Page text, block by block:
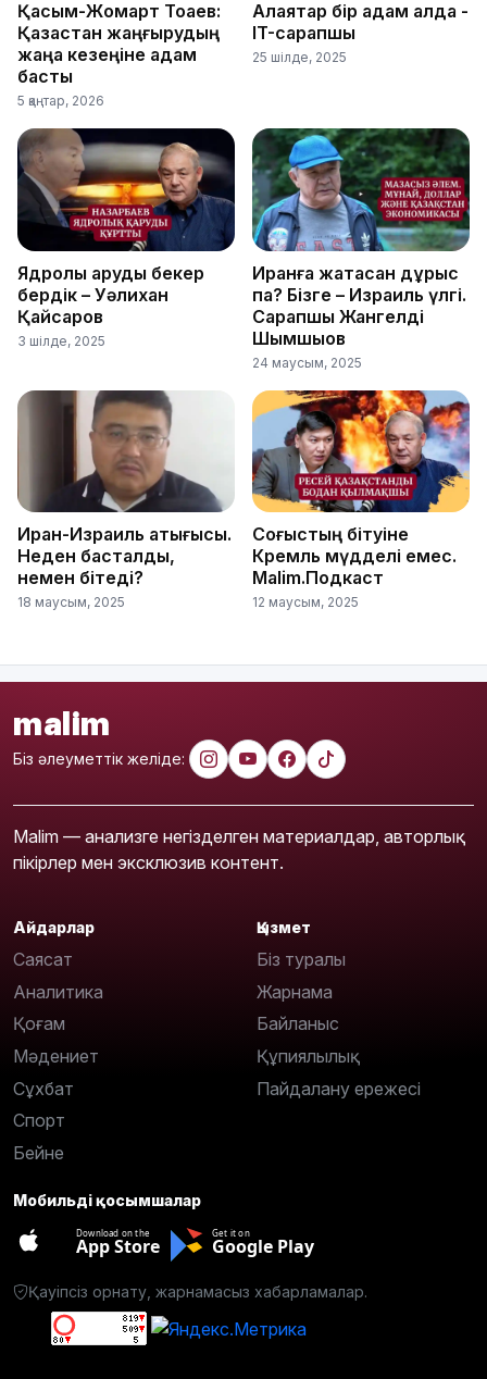
Қасым-Жомарт Тоқаев:
Қазақстан жаңғырудың
жаңа кезеңіне қадам
басты
5 қаңтар, 2026
Алаяқтар бір қадам алда -
IT-сарапшы
25 шілде, 2025
Ядролық қаруды бекер
бердік – Уәлихан
Қайсаров
3 шілде, 2025
Иранға жақтасқан дұрыс
па? Бізге – Израиль үлгі.
Сарапшы Жангелді
Шымшықов
24 маусым, 2025
Иран-Израиль қақтығысы.
Неден басталды,
немен бітеді?
18 маусым, 2025
Соғыстың бітуіне
Кремль мүдделі емес.
Malim.Подкаст
12 маусым, 2025
malim
Біз әлеуметтік желіде:
Malim — анализге негізделген материалдар, авторлық
пікірлер мен эксклюзив контент.
Айдарлар
Саясат
Аналитика
Қоғам
Мәдениет
Сұхбат
Спорт
Бейне
Қызмет
Біз туралы
Жарнама
Байланыс
Құпиялылық
Пайдалану ережесі
Мобильді қосымшалар
Download on the
App Store
Get it on
Google Play
Қауіпсіз орнату, жарнамасыз хабарламалар.